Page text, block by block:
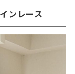
ンレース